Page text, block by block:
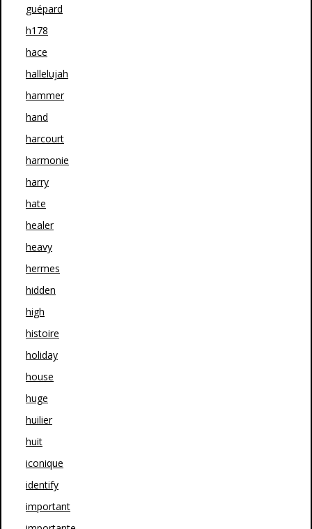
guépard
h178
hace
hallelujah
hammer
hand
harcourt
harmonie
harry
hate
healer
heavy
hermes
hidden
high
histoire
holiday
house
huge
huilier
huit
iconique
identify
important